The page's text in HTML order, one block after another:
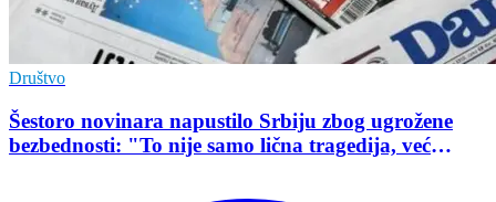
Društvo
Šestoro novinara napustilo Srbiju zbog ugrožene
bezbednosti: "To nije samo lična tragedija, već